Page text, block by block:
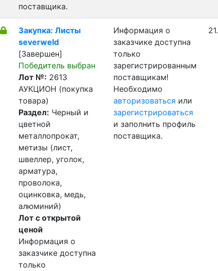
поставщика.
Закупка: Листы
severweld
[Завершен]
Победитель выбран
Лот №: 2613
АУКЦИОН (покупка
товара)
Раздел: Черный и
цветной
металлопрокат,
метизы (лист,
швеллер, уголок,
арматура,
проволока,
оцинковка, медь,
алюминий)
Лот с открытой
ценой
Информация о
заказчике доступна
только
Информация о
заказчике доступна
только
зарегистрированным
поставщикам!
Необходимо
авторизоваться или
зарегистрироваться
и заполнить профиль
поставщика.